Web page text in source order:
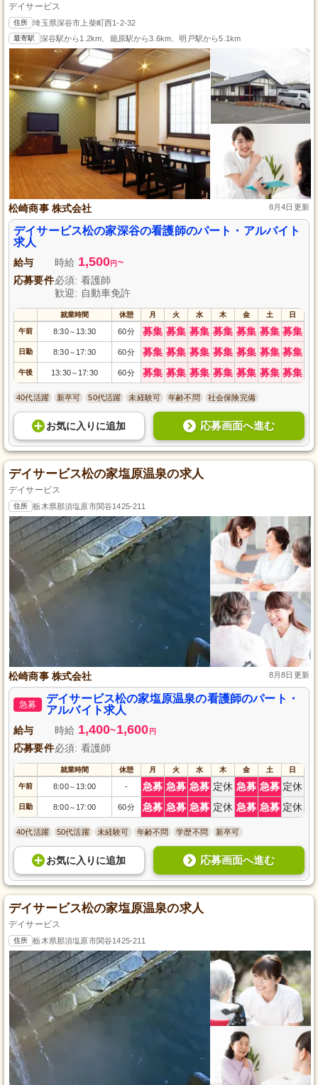
デイサービス
住所 埼玉県深谷市上柴町西1-2-32
最寄駅 深谷駅から1.2km、籠原駅から3.6km、明戸駅から5.1km
松崎商事 株式会社 8月4日更新
デイサービス松の家深谷の看護師のパート・アルバイト
求人
給与 時給 1,500円 ~
応募要件必須: 看護師
歓迎: 自動車免許
就業時間 休憩 月 火 水 木 金 土 日
午前 8:30～ 13:30 60分 募集 募集 募集 募集 募集 募集 募集
日勤 8:30～ 17:30 60分 募集 募集 募集 募集 募集 募集 募集
午後 13:30～ 17:30 60分 募集 募集 募集 募集 募集 募集 募集
40代活躍 新卒可 50代活躍 未経験可 年齢不問 社会保険完備
お気に入り に追加 応募画面へ進む
デイサービス松の家塩原温泉の求人
デイサービス
住所 栃木県那須塩原市関谷1425-211
松崎商事 株式会社 8月8日更新
急募
デイサービス松の家塩原温泉の看護師のパート・
アルバイト求人
給与 時給 1,400~1,600 円
応募要件必須: 看護師
就業時間 休憩 月 火 水 木 金 土 日
午前 8:00～ 13:00 - 急募 急募 急募 定休 急募 急募 定休
日勤 8:00～ 17:00 60分 急募 急募 急募 定休 急募 急募 定休
40代活躍 50代活躍 未経験可 年齢不問 学歴不問 新卒可
お気に入り に追加 応募画面へ進む
デイサービス松の家塩原温泉の求人
デイサービス
住所 栃木県那須塩原市関谷1425-211